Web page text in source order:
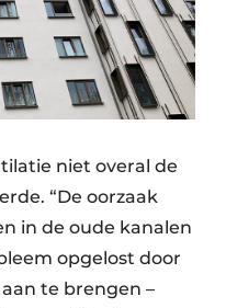
niet overal de
“De oorzaak
in de oude kanalen
opgelost door
aan te brengen –